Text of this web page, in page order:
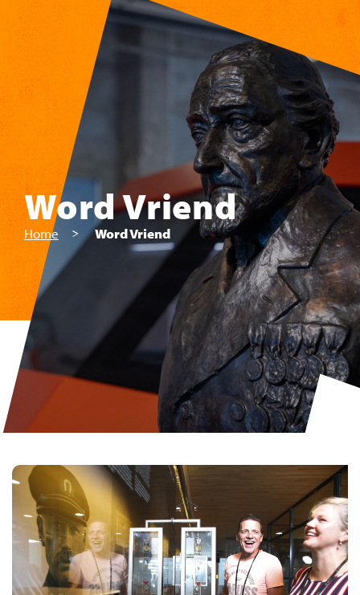
Skip to main content
Word Vriend
Home Word Vriend